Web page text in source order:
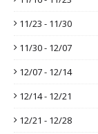
11/23 - 11/30
11/30 - 12/07
12/07 - 12/14
12/14 - 12/21
12/21 - 12/28